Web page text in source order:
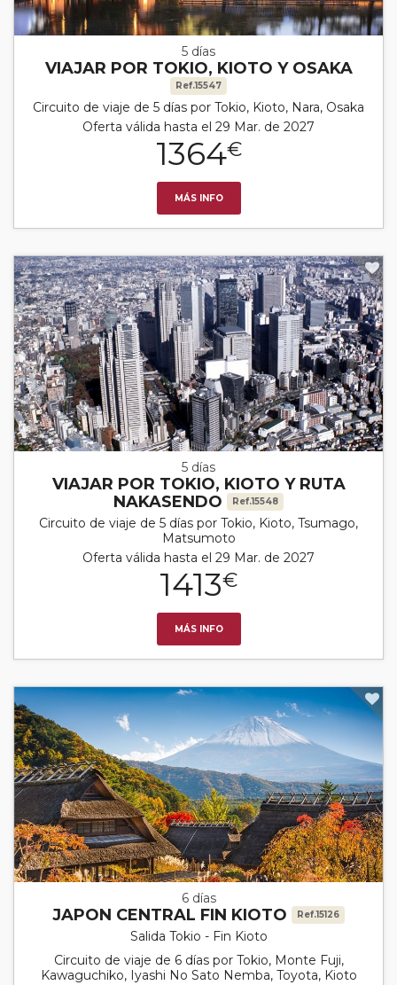
5 días
VIAJAR POR TOKIO, KIOTO Y OSAKA
Ref.15547
Circuito de viaje de 5 días por Tokio, Kioto, Nara, Osaka
Oferta válida hasta el 29 Mar. de 2027
1364€
MÁS INFO
5 días
VIAJAR POR TOKIO, KIOTO Y RUTA
NAKASENDO
Ref.15548
Circuito de viaje de 5 días por Tokio, Kioto, Tsumago,
Matsumoto
Oferta válida hasta el 29 Mar. de 2027
1413€
MÁS INFO
6 días
JAPON CENTRAL FIN KIOTO Ref.15126
Salida Tokio - Fin Kioto
Circuito de viaje de 6 días por Tokio, Monte Fuji,
Kawaguchiko, Iyashi No Sato Nemba, Toyota, Kioto